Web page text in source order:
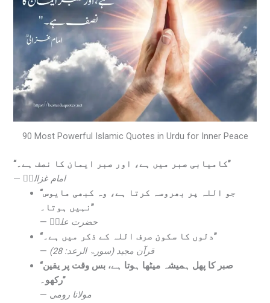
90 Most Powerful Islamic Quotes in Urdu for Inner Peace
“کامیابی صبر میں ہے، اور صبر ایمان کا نصف ہے۔”
— امام غزالیؒ
“جو اللہ پر بھروسہ کرتا ہے، وہ کبھی مایوس
نہیں ہوتا۔”
— حضرت علیؓ
“دلوں کا سکون صرف اللہ کے ذکر میں ہے۔”
—
قرآن مجید (سورۃ الرعد: 28)
“صبر کا پھل ہمیشہ میٹھا ہوتا ہے، بس وقت پر یقین
رکھو۔”
— مولانا رومی